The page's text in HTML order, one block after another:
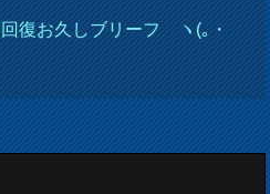
復お久しブリーフ ヽ(｡・